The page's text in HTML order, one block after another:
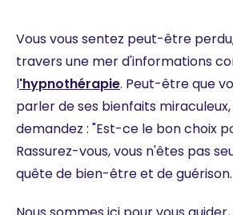
Vous vous sentez peut-être
travers une mer d'informations
l'hypnothérapie. Peut-être que
parler de ses bienfaits
demandez : "Est-ce le bon choix
Rassurez-vous, vous n'êtes pas
quête de bien-être et de guérison.